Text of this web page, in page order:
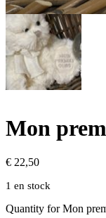
Mon
€ 22,50
1 en stock
Quantity for Mon